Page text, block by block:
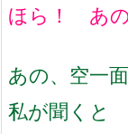
ほら！ あ
あの、空一
私が聞くと